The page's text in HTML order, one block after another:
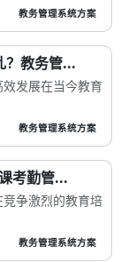
教务管理系统方案
？教务管...
发展在当今教育
教务管理系统方案
考勤管...
争激烈的教育培
教务管理系统方案